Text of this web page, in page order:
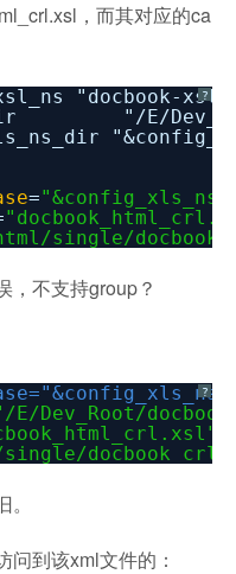
，而其对应的ca
?
"docbook-
"/E/
=
single/
，不支持group？
?
E/Dev_Root/
到该xml文件的：